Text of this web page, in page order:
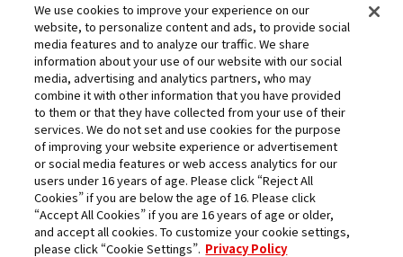
このwebサイトに記載されているすべての画像・テキスト・データの無
断転用、転載をお断りします。
開発中につき、本サイトで使用している画像と実際の商品とは異なる場
合があります。
※AppleとAppleのロゴは、米国およびその他の国で登録されたApple
Inc.の商標です。
※Google Play および Google Play ロゴは、Google LLC の商標です。
キャリア採用
We use cookies to improve your experience on our
website, to personalize content and ads, to provide social
media features and to analyze our traffic. We share
information about your use of our website with our social
media, advertising and analytics partners, who may
combine it with other information that you have provided
to them or that they have collected from your use of their
services. We do not set and use cookies for the purpose
of improving your website experience or advertisement
or social media features or web access analytics for our
users under 16 years of age. Please click “Reject All
Cookies” if you are below the age of 16. Please click
“Accept All Cookies” if you are 16 years of age or older,
and accept all cookies. To customize your cookie settings,
please click “Cookie Settings”. Privacy Policy